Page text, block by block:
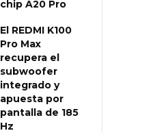
chip A20 Pro
El REDMI K100
Pro Max
recupera el
subwoofer
integrado y
apuesta por
pantalla de 185
Hz